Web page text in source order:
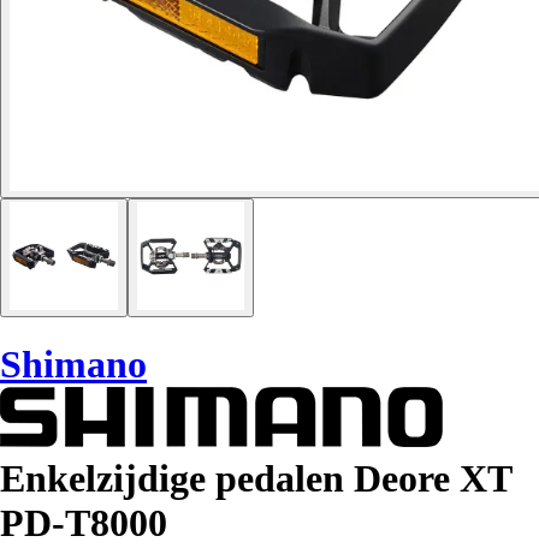
Shimano
Enkelzijdige pedalen Deore XT
PD-T8000